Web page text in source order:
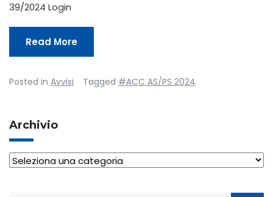
39/2024 Login
Read More
Posted in Avvisi Tagged #ACC AS/PS 2024
Archivio
Archivio